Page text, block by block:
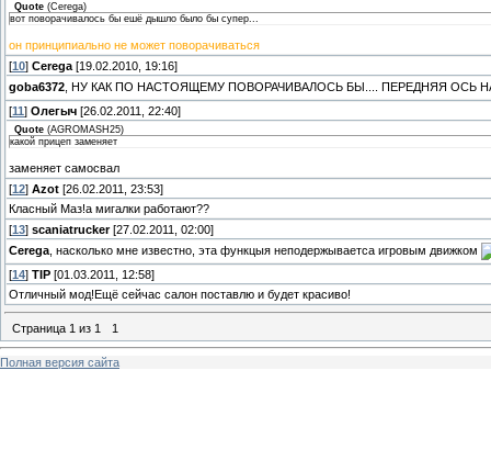
Quote (Cerega)
вот поворачивалось бы ешё дышло было бы супер...
он принципиально не может поворачиваться
[10] Cerega [19.02.2010, 19:16]
goba6372 , НУ КАК ПО НАСТОЯЩЕМУ ПОВОРАЧИВАЛОСЬ БЫ.... ПЕРЕДНЯЯ ОСЬ
[11 ] Олегыч [26.02.2011, 22:40]
Quote (AGROMASH25)
какой прицеп заменяет
заменяет самосвал
[12] Azot [26.02.2011, 23:53]
Класный Маз!а мигалки работают??
[13] scaniatrucker[27.02.2011, 02:00]
Cerega , насколько мне известно, эта функцыя неподержываетса игровым движком
[14] TIP [01.03.2011, 12:58]
Отличный мод!Ещё сейчас салон поставлю и будет красиво!
Страница 1 из 1 1
Полная версия сайта